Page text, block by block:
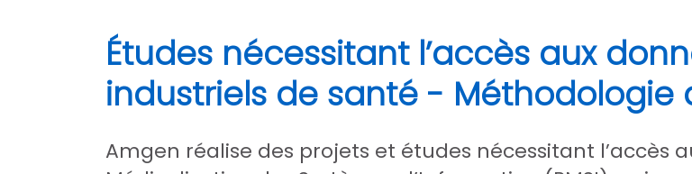
Études nécessitant l’accès aux
industriels de santé - Méthodologie
Amgen réalise des projets et études nécessitant l’accès